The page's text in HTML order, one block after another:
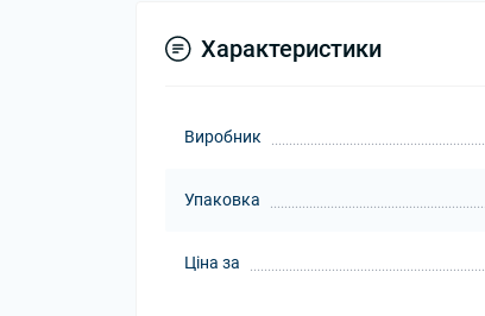
Характеристики
Виробник
Упаковка
Ціна за